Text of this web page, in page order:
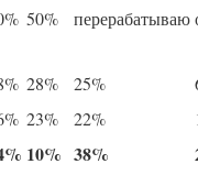
50%
перерабатываю
28% 25%
23% 22%
10% 38%